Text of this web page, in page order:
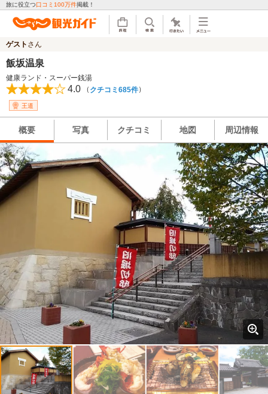
旅に役立つ口コミ100万件掲載！
ゲスト さん
飯坂温泉
健康ランド・スーパー銭湯
4.0 （ クチコミ685件）
王道
概要 写真 クチコミ 地図 周辺情報